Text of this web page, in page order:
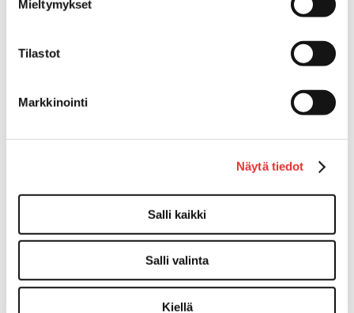
Mieltymykset
Tilastot
Markkinointi
Näytä tiedot
Salli kaikki
Salli valinta
Kiellä
Työvalot
STIGA ajoleikkurit
STIGA ruohonleikkurit
STIGA robottileikkurit
STIGA pienkoneet
STIGA lumilingot